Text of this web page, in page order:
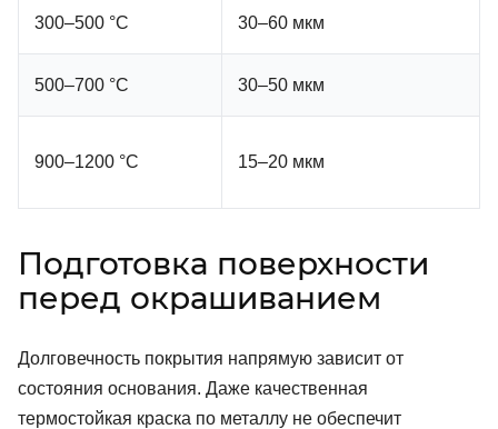
300–500 °C 30–60 мкм
500–700 °C 30–50 мкм
900–1200 °C 15–20 мкм
Подготовка поверхности
перед окрашиванием
Долговечность покрытия напрямую зависит от
состояния основания. Даже качественная
термостойкая краска по металлу не обеспечит